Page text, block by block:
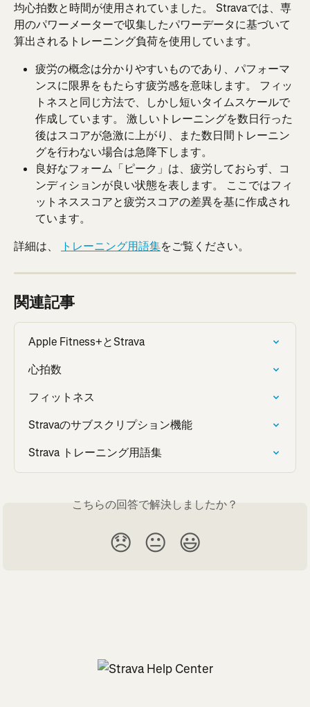
均心拍数と時間が使用されていました。 Stravaでは、専
用のパワーメーターで収集したパワーデータに基づいて
算出されるトレーニング負荷を使用しています。
疲労の概念は分かりやすいものであり、パフォーマ
ンスに限界をもたらす疲労感を意味します。 フィッ
トネスと同じ方法で、しかし短いタイムスケールで
作成しています。 激しいトレーニングを数日行った
後はスコアが急激に上がり、また数日間トレーニン
グを行わない場合は急降下します。
良好なフォーム「ピーク」は、疲労しておらず、コ
ンディションが良い状態を表します。 ここではフィ
ットネススコアと疲労スコアの差異を基に作成され
ています。
詳細は、
トレーニング用語集をご覧ください。
関連記事
Apple Fitness+とStrava
心拍数
フィットネス
Stravaのサブスクリプション機能
Strava トレーニング用語集
こちらの回答で解決しましたか？
😞 😐 😃